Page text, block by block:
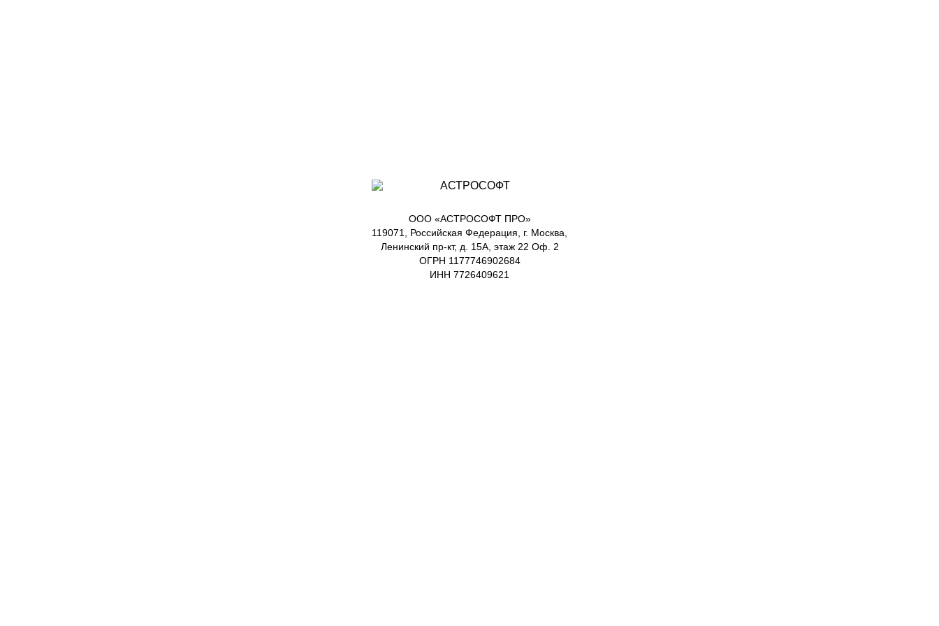
ООО «АСТРОСОФТ ПРО»
119071, Российская Федерация, г. Москва,
Ленинский пр-кт, д. 15А, этаж 22 Оф. 2
ОГРН 1177746902684
ИНН 7726409621